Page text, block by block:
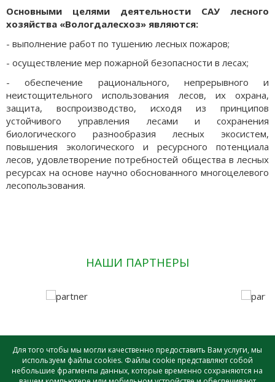
Основными целями деятельности САУ лесного
хозяйства «Вологдалесхоз» являются:
- выполнение работ по тушению лесных пожаров;
- осуществление мер пожарной безопасности в лесах;
- обеспечение рационального, непрерывного и
неистощительного использования лесов, их охрана,
защита, воспроизводство, исходя из принципов
устойчивого управления лесами и сохранения
биологического разнообразия лесных экосистем,
повышения экологического и ресурсного потенциала
лесов, удовлетворение потребностей общества в лесных
ресурсах на основе научно обоснованного многоцелевого
лесопользования.
НАШИ ПАРТНЕРЫ
САУ лесного хозяйства ВО «ВОЛОГДАЛЕСХОЗ» © - 2026 |
Для того чтобы мы могли качественно предоставить Вам услуги, мы
используем файлы cookies. Файлы cookie представляют собой
небольшие фрагменты данных, которые временно сохраняются на